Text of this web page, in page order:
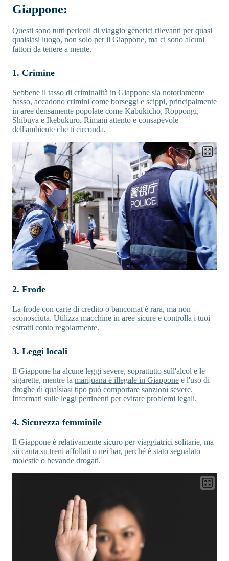
Giappone:
Questi sono tutti pericoli di viaggio generici rilevanti per quasi
qualsiasi luogo, non solo per il Giappone, ma ci sono alcuni
fattori da tenere a mente.
1. Crimine
Sebbene il tasso di criminalità in Giappone sia notoriamente
basso, accadono crimini come borseggi e scippi, principalmente
in aree densamente popolate come Kabukicho, Roppongi,
Shibuya e Ikebukuro. Rimani attento e consapevole
dell'ambiente che ti circonda.
2. Frode
La frode con carte di credito o bancomat è rara, ma non
sconosciuta. Utilizza macchine in aree sicure e controlla i tuoi
estratti conto regolarmente.
3. Leggi locali
Il Giappone ha alcune leggi severe, soprattutto sull'alcol e le
sigarette, mentre la marijuana è illegale in Giappone e l'uso di
droghe di qualsiasi tipo può comportare sanzioni severe.
Informati sulle leggi pertinenti per evitare problemi legali.
4. Sicurezza femminile
Il Giappone è relativamente sicuro per viaggiatrici solitarie, ma
sii cauta su treni affollati o nei bar, perché è stato segnalato
molestie o bevande drogati.